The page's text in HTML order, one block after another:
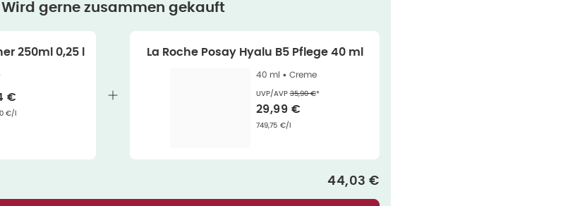
Wird gerne zusammen gekauft
250ml 0,25 l
€
:
€/l
La Roche Posay Hyalu B5 Pflege 40 ml
40 ml • Creme
UVP/AVPEhemaliger Preis (U V P)
35,90 €*
Verkaufspreis
29,99 €
Grundpreis
749,75 €/l
Verkaufspreis
44,03 €